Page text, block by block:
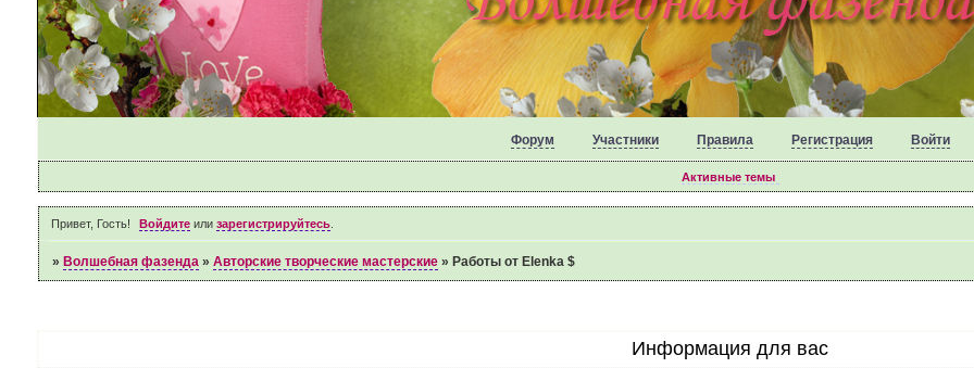
Форум Участники Правила Регистрация Войти
Активные темы
Привет, Гость! Войдите илизарегистрируйтесь
» Волшебная фазенда » Авторские творческие мастерские » Работы от Elenka $
Информация для вас